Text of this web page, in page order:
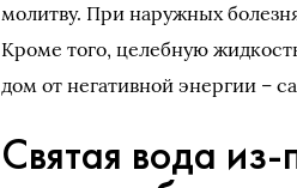
молитву. При наружных
Кроме того, целебную
дом от негативной энергии –
Святая вода